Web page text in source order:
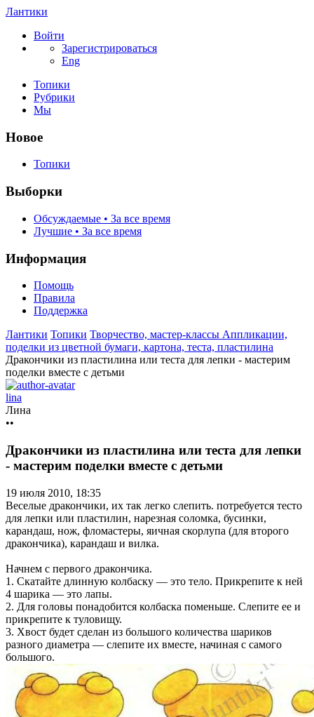
Лантики
Войти
Зарегистрироваться
Eng
Топики
Рубрики
Мы
Новое
Топики
Выборки
Обсуждаемые • За все время
Лучшие • За все время
Информация
Помощь
Правила
Поддержка
Лантики Топики Творчество, мастер-классы Аппликации,
поделки из цветной бумаги, картона, теста, пластилина
Дракончики из пластилина или теста для лепки - мастерим
поделки вместе с детьми
lina
Лина
••
Дракончики из пластилина или теста для лепки
- мастерим поделки вместе с детьми
19 июля 2010, 18:35
Веселые дракончики, их так легко слепить. потребуется тесто
для лепки или пластилин, нарезная соломка, бусинки,
карандаш, нож, фломастеры, яичная скорлупа (для второго
дракончика), карандаш и вилка.
Начнем с первого дракончика.
1. Скатайте длинную колбаску — это тело. Прикрепите к ней
4 шарика — это лапы.
2. Для головы понадобится колбаска поменьше. Слепите ее и
прикрепите к туловищу.
3. Хвост будет сделан из большого количества шариков
разного диаметра — слепите их вместе, начиная с самого
большого.